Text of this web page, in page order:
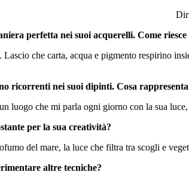
perfetta nei suoi acquerelli. Come riesce
Lascio che carta, acqua e pigmento respirino
ricorrenti nei suoi dipinti. Cosa rappresenta
luogo che mi parla ogni giorno con la sua
per la sua creatività?
del mare, la luce che filtra tra scogli e
altre tecniche?